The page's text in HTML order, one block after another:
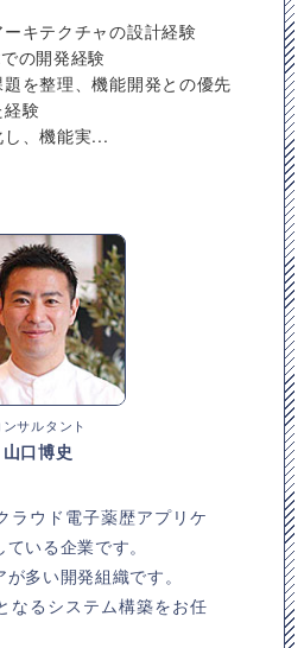
ーキテクチャの設計経験
の開発経験
題を整理、機能開発との優先
経験
し、機能実...
ンサルタント
山口博史
ラウド電子薬歴アプリケ
いる企業です。
多い開発組織です。
なるシステム構築をお任